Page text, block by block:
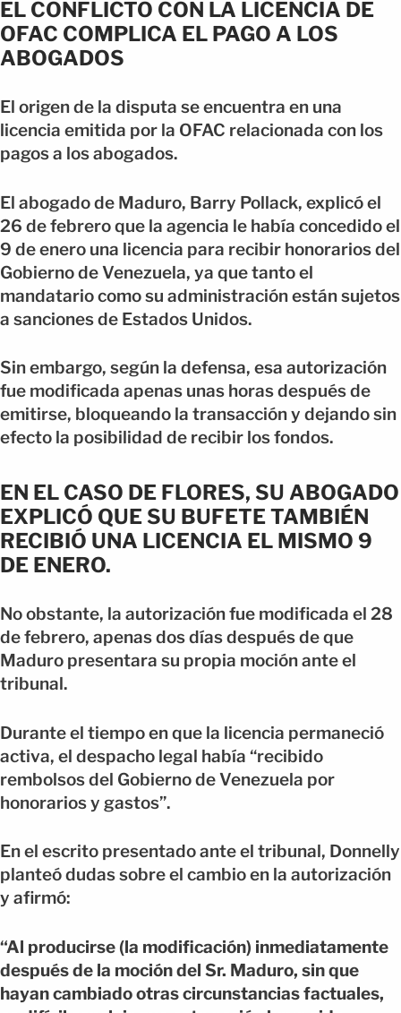
EL CONFLICTO CON LA LICENCIA DE
OFAC COMPLICA EL PAGO A LOS
ABOGADOS
El origen de la disputa se encuentra en una
licencia emitida por la OFAC relacionada con los
pagos a los abogados.
El abogado de Maduro, Barry Pollack, explicó el
26 de febrero que la agencia le había concedido el
9 de enero una licencia para recibir honorarios del
Gobierno de Venezuela, ya que tanto el
mandatario como su administración están sujetos
a sanciones de Estados Unidos.
Sin embargo, según la defensa, esa autorización
fue modificada apenas unas horas después de
emitirse, bloqueando la transacción y dejando sin
efecto la posibilidad de recibir los fondos.
EN EL CASO DE FLORES, SU ABOGADO
EXPLICÓ QUE SU BUFETE TAMBIÉN
RECIBIÓ UNA LICENCIA EL MISMO 9
DE ENERO.
No obstante, la autorización fue modificada el 28
de febrero, apenas dos días después de que
Maduro presentara su propia moción ante el
tribunal.
Durante el tiempo en que la licencia permaneció
activa, el despacho legal había “recibido
rembolsos del Gobierno de Venezuela por
honorarios y gastos”.
En el escrito presentado ante el tribunal, Donnelly
planteó dudas sobre el cambio en la autorización
y afirmó:
“Al producirse (la modificación) inmediatamente
después de la moción del Sr. Maduro, sin que
hayan cambiado otras circunstancias factuales,